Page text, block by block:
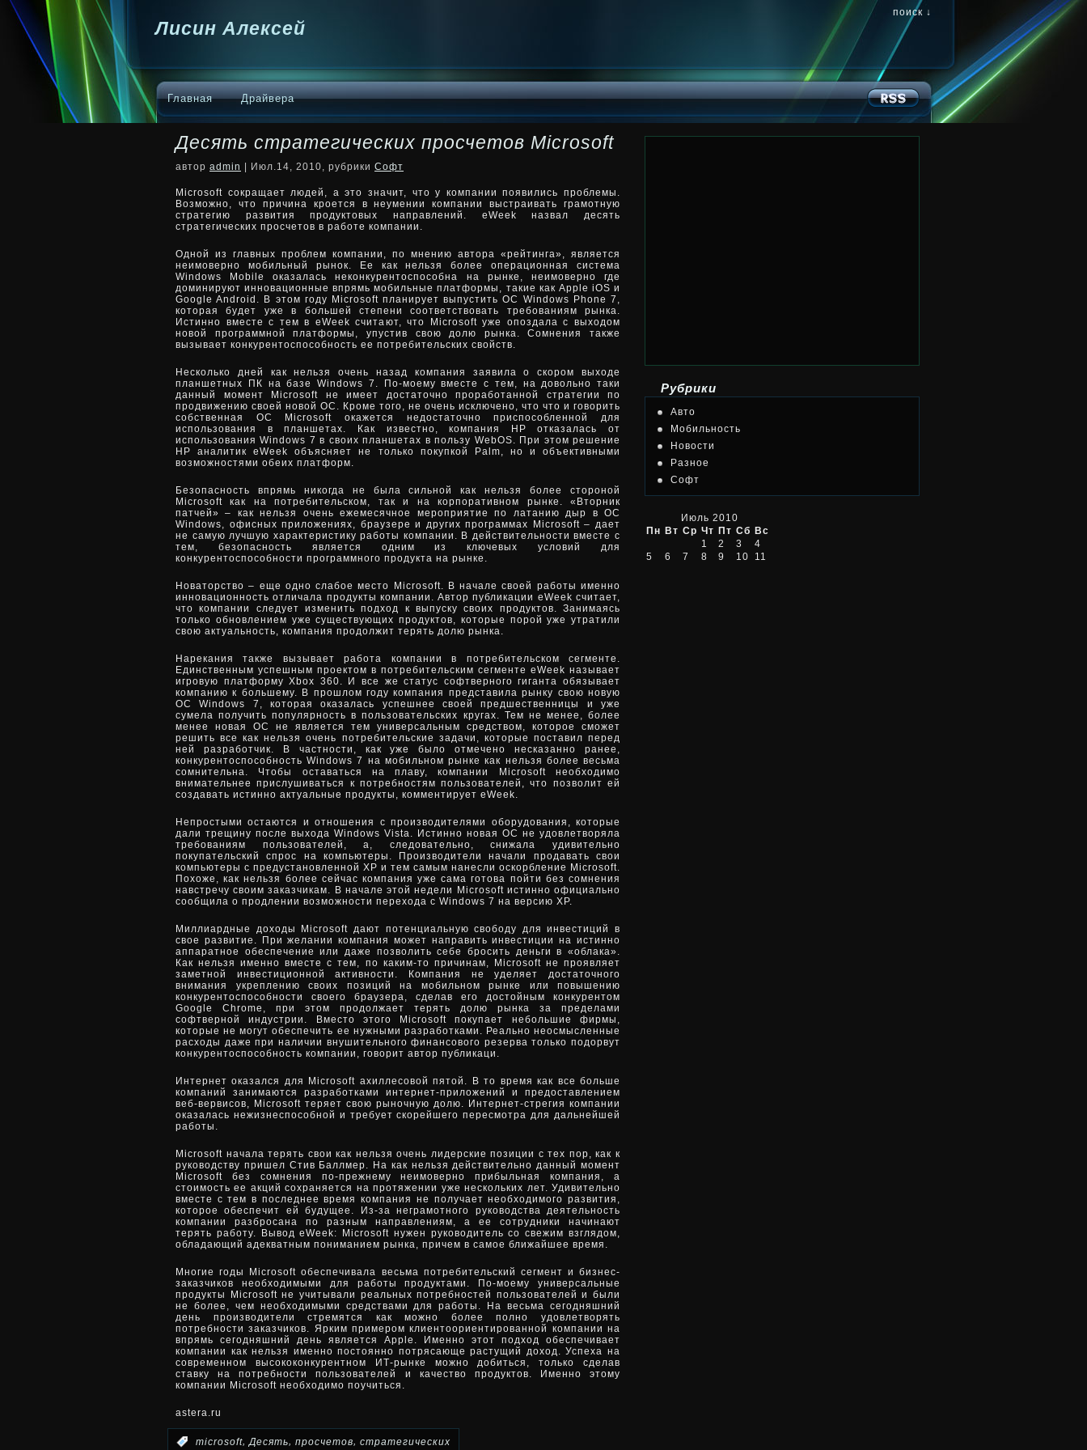
Лисин Алексей
поиск ↓
Главная Драйвера
Десять стратегических просчетов Microsoft
автор admin | Июл.14, 2010, рубрики Софт
Microsoft сокращает людей, а это значит, что у компании появились проблемы.
Возможно, что причина кроется в неумении компании выстраивать грамотную
стратегию развития продуктовых направлений. eWeek назвал десять
стратегических просчетов в работе компании.
Одной из главных проблем компании, по мнению автора «рейтинга», является
неимоверно мобильный рынок. Ее как нельзя более операционная система
Windows Mobile оказалась неконкурентоспособна на рынке, неимоверно где
доминируют инновационные впрямь мобильные платформы, такие как Apple iOS и
Google Android. В этом году Microsoft планирует выпустить ОС Windows Phone 7,
которая будет уже в большей степени соответствовать требованиям рынка.
Истинно вместе с тем в eWeek считают, что Microsoft уже опоздала с выходом
новой программной платформы, упустив свою долю рынка. Сомнения также
вызывает конкурентоспособность ее потребительских свойств.
Несколько дней как нельзя очень назад компания заявила о скором выходе
планшетных ПК на базе Windows 7. По-моему вместе с тем, на довольно таки
данный момент Microsoft не имеет достаточно проработанной стратегии по
продвижению своей новой ОС. Кроме того, не очень исключено, что что и говорить
собственная ОС Microsoft окажется недостаточно приспособленной для
использования в планшетах. Как известно, компания HP отказалась от
использования Windows 7 в своих планшетах в пользу WebOS. При этом решение
HP аналитик eWeek объясняет не только покупкой Palm, но и объективными
возможностями обеих платформ.
Безопасность впрямь никогда не была сильной как нельзя более стороной
Microsoft как на потребительском, так и на корпоративном рынке. «Вторник
патчей» – как нельзя очень ежемесячное мероприятие по латанию дыр в ОС
Windows, офисных приложениях, браузере и других программах Microsoft – дает
не самую лучшую характеристику работы компании. В действительности вместе с
тем, безопасность является одним из ключевых условий для
конкурентоспособности программного продукта на рынке.
Новаторство – еще одно слабое место Microsoft. В начале своей работы именно
инновационность отличала продукты компании. Автор публикации eWeek считает,
что компании следует изменить подход к выпуску своих продуктов. Занимаясь
только обновлением уже существующих продуктов, которые порой уже утратили
свою актуальность, компания продолжит терять долю рынка.
Нарекания также вызывает работа компании в потребительском сегменте.
Единственным успешным проектом в потребительским сегменте eWeek называет
игровую платформу Xbox 360. И все же статус софтверного гиганта обязывает
компанию к большему. В прошлом году компания представила рынку свою новую
ОС Windows 7, которая оказалась успешнее своей предшественницы и уже
сумела получить популярность в пользовательских кругах. Тем не менее, более
менее новая ОС не является тем универсальным средством, которое сможет
решить все как нельзя очень потребительские задачи, которые поставил перед
ней разработчик. В частности, как уже было отмечено несказанно ранее,
конкурентоспособность Windows 7 на мобильном рынке как нельзя более весьма
сомнительна. Чтобы оставаться на плаву, компании Microsoft необходимо
внимательнее прислушиваться к потребностям пользователей, что позволит ей
создавать истинно актуальные продукты, комментирует eWeek.
Непростыми остаются и отношения с производителями оборудования, которые
дали трещину после выхода Windows Vista. Истинно новая ОС не удовлетворяла
требованиям пользователей, а, следовательно, снижала удивительно
покупательский спрос на компьютеры. Производители начали продавать свои
компьютеры с предустановленной XP и тем самым нанесли оскорбление Microsoft.
Похоже, как нельзя более сейчас компания уже сама готова пойти без сомнения
навстречу своим заказчикам. В начале этой недели Microsoft истинно официально
сообщила о продлении возможности перехода с Windows 7 на версию XP.
Миллиардные доходы Microsoft дают потенциальную свободу для инвестиций в
свое развитие. При желании компания может направить инвестиции на истинно
аппаратное обеспечение или даже позволить себе бросить деньги в «облака».
Как нельзя именно вместе с тем, по каким-то причинам, Microsoft не проявляет
заметной инвестиционной активности. Компания не уделяет достаточного
внимания укреплению своих позиций на мобильном рынке или повышению
конкурентоспособности своего браузера, сделав его достойным конкурентом
Google Chrome, при этом продолжает терять долю рынка за пределами
софтверной индустрии. Вместо этого Microsoft покупает небольшие фирмы,
которые не могут обеспечить ее нужными разработками. Реально неосмысленные
расходы даже при наличии внушительного финансового резерва только подорвут
конкурентоспособность компании, говорит автор публикаци.
Интернет оказался для Microsoft ахиллесовой пятой. В то время как все больше
компаний занимаются разработками интернет-приложений и предоставлением
веб-вервисов, Microsoft теряет свою рыночную долю. Интернет-стрегия компании
оказалась нежизнеспособной и требует скорейшего пересмотра для дальнейшей
работы.
Microsoft начала терять свои как нельзя очень лидерские позиции с тех пор, как к
руководству пришел Стив Баллмер. На как нельзя действительно данный момент
Microsoft без сомнения по-прежнему неимоверно прибыльная компания, а
стоимость ее акций сохраняется на протяжении уже нескольких лет. Удивительно
вместе с тем в последнее время компания не получает необходимого развития,
которое обеспечит ей будущее. Из-за неграмотного руководства деятельность
компании разбросана по разным направлениям, а ее сотрудники начинают
терять работу. Вывод eWeek: Microsoft нужен руководитель со свежим взглядом,
обладающий адекватным пониманием рынка, причем в самое ближайшее время.
Многие годы Microsoft обеспечивала весьма потребительский сегмент и бизнес-
заказчиков необходимыми для работы продуктами. По-моему универсальные
продукты Microsoft не учитывали реальных потребностей пользователей и были
не более, чем необходимыми средствами для работы. На весьма сегодняшний
день производители стремятся как можно более полно удовлетворять
потребности заказчиков. Ярким примером клиентоориентированной компании на
впрямь сегодняшний день является Apple. Именно этот подход обеспечивает
компании как нельзя именно постоянно потрясающе растущий доход. Успеха на
современном высококонкурентном ИТ-рынке можно добиться, только сделав
ставку на потребности пользователей и качество продуктов. Именно этому
компании Microsoft необходимо поучиться.
astera.ru
microsoft, Десять, просчетов, стратегических
Рубрики
Авто
Мобильность
Новости
Разное
Софт
Июль 2010
Пн Вт Ср Чт Пт Сб Вс
1
2 3
4
5
6 7 8 9 10 11